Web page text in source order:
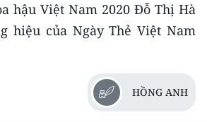
hậu Việt Nam 2020 Đỗ Thị Hà
hiệu của Ngày Thẻ Việt Nam
HỒNG ANH